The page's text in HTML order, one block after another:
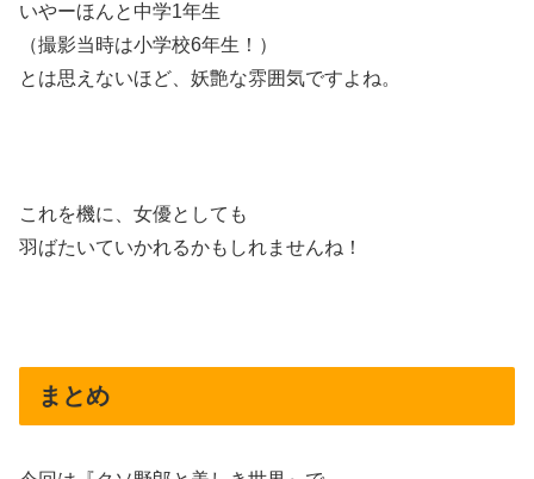
いやーほんと中学1年生
（撮影当時は小学校6年生！）
とは思えないほど、妖艶な雰囲気ですよね。
これを機に、女優としても
羽ばたいていかれるかもしれませんね！
まとめ